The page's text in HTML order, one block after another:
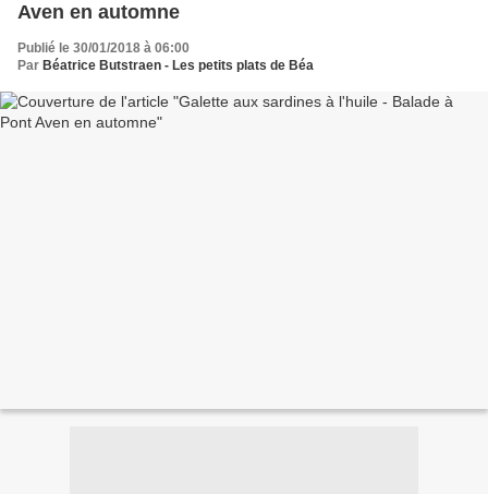
Aven en automne
Publié le 30/01/2018 à 06:00
Par Béatrice Butstraen - Les petits plats de Béa